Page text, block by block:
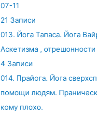
07-11
21 Записи
013. Йога Тапаса. Йога
Аскетизма ,
4 Записи
014. Прайога. Йога
помощи людям.
кому плохо.